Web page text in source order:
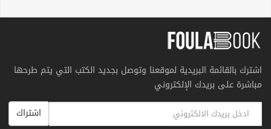
اشترك بالقائمة البريدية لموقعنا وتوصل بجديد الكتب التي يتم طرحها
مباشرة على بريدك الإلكتروني
اشتراك